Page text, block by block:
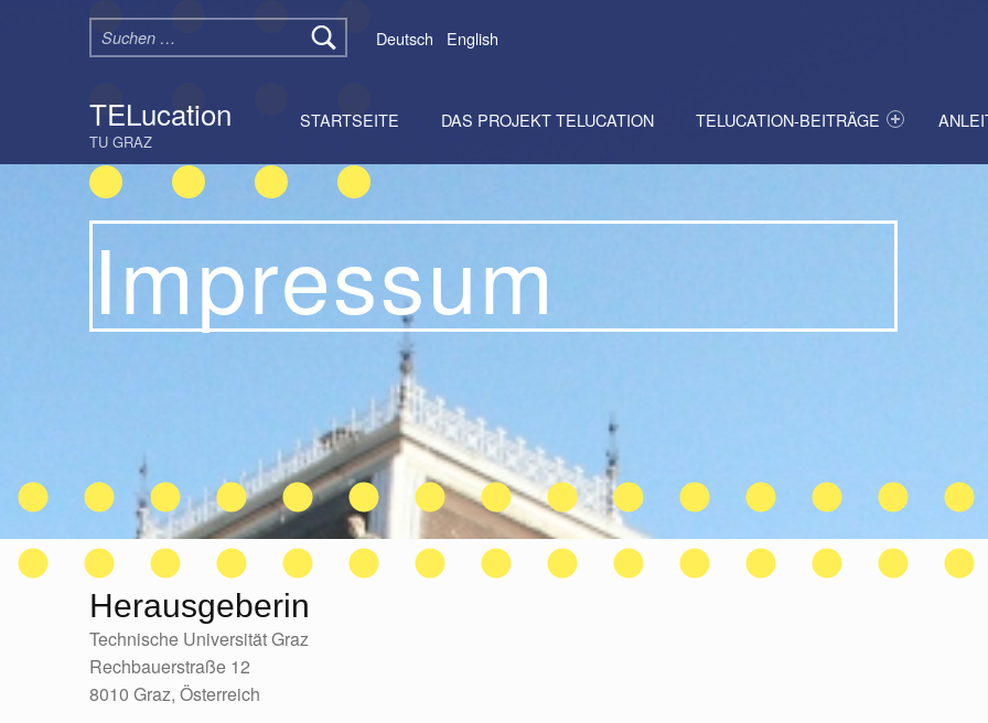
TELucation
TU GRAZ
STARTSEITE DAS PROJEKT TELUCATION TELUCATION-BEITRÄGE
Suchen nach:
Deutsch
English
Impressum
Herausgeberin
Technische Universität Graz
Rechbauerstraße 12
8010 Graz, Österreich